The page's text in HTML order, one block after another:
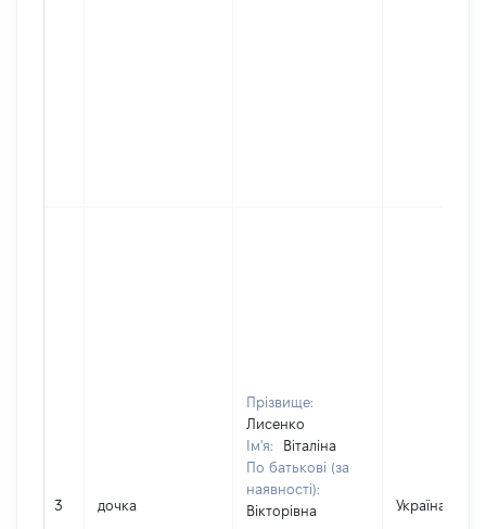
3 дочка
Прізвище:
Лисенко
Ім'я:
Віталіна
По батькові (за
наявності):
Вікторівна
Україна